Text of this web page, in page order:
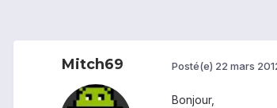
Mitch69 Posté(e) 22 mars
Bonjour,